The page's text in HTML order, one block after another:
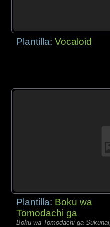
Plantilla:Vocaloid
Plantilla: Boku wa
Tomodachi ga
Boku wa Tomodachi ga Sukunai,